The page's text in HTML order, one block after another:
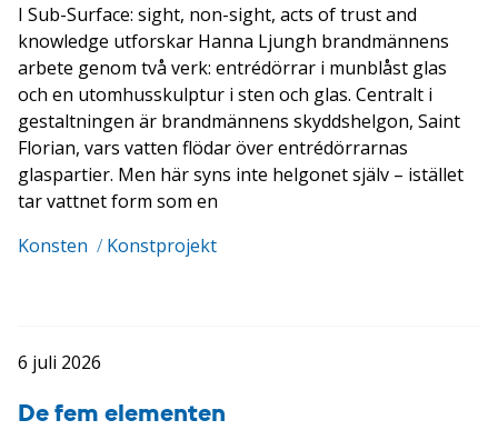
I Sub-Surface: sight, non-sight, acts of trust and
knowledge utforskar Hanna Ljungh brandmännens
arbete genom två verk: entrédörrar i munblåst glas
och en utomhusskulptur i sten och glas. Centralt i
gestaltningen är brandmännens skyddshelgon, Saint
Florian, vars vatten flödar över entrédörrarnas
glaspartier. Men här syns inte helgonet själv – istället
tar vattnet form som en
Konsten / Konstprojekt
6 juli 2026
De fem elementen